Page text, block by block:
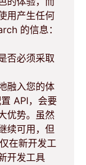
用产生任何
的信息：
否必须采取
融入您的体
API，会要
优势。虽然
续可用，但
在新开发工
开发工具